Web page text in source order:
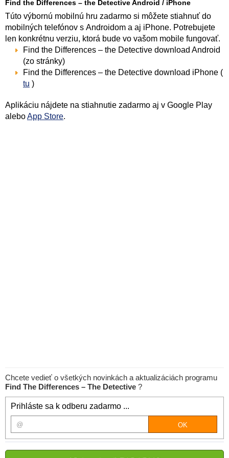
Find the Differences – the Detective Android / iPhone
Túto výbornú mobilnú hru zadarmo si môžete stiahnuť do
mobilných telefónov s Androidom a aj iPhone. Potrebujete
len konkrétnu verziu, ktorá bude vo vašom mobile fungovať.
Find the Differences – the Detective download Android
(zo stránky)
Find the Differences – the Detective download iPhone (
tu )
Aplikáciu nájdete na stiahnutie zadarmo aj v Google Play
aleboApp Store.
Chcete vedieť o všetkých novinkách a aktualizáciách programu
Find The Differences – The Detective ?
Prihláste sa k odberu zadarmo ...